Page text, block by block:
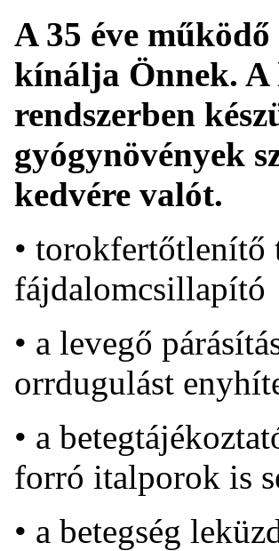
A 35 éve
kínálja Önnek. A
rendszerben
gyógynövények
kedvére valót.
• torokfertőtlenítő
fájdalomcsillapító
• a levegő
orrdugulást
• a
forró italporok is
• a betegség